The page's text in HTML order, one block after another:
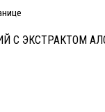
С ЭКСТРАКТОМ